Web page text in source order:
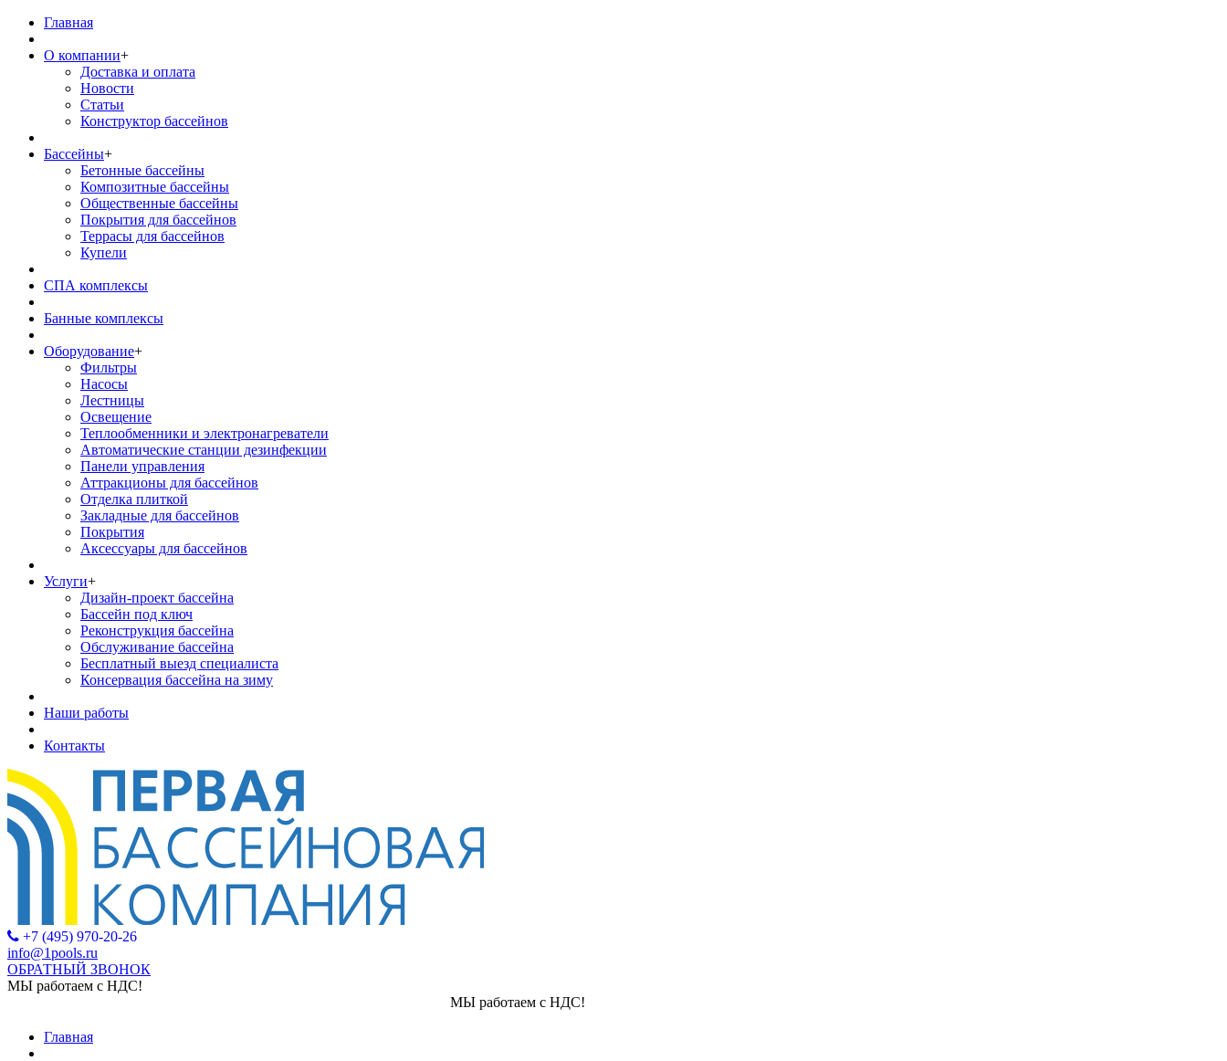
Главная
О компании+
Доставка и оплата
Новости
Статьи
Конструктор бассейнов
Бассейны+
Бетонные бассейны
Композитные бассейны
Общественные бассейны
Покрытия для бассейнов
Террасы для бассейнов
Купели
СПА комплексы
Банные комплексы
Оборудование+
Фильтры
Насосы
Лестницы
Освещение
Теплообменники и электронагреватели
Автоматические станции дезинфекции
Панели управления
Аттракционы для бассейнов
Отделка плиткой
Закладные для бассейнов
Покрытия
Аксессуары для бассейнов
Услуги+
Дизайн-проект бассейна
Бассейн под ключ
Реконструкция бассейна
Обслуживание бассейна
Бесплатный выезд специалиста
Консервация бассейна на зиму
Наши работы
Контакты
+7 (495) 970-20-26
info@1pools.ru
ОБРАТНЫЙ ЗВОНОК
МЫ работаем с НДС!
МЫ работаем с НДС!
Главная